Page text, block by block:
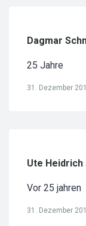
Dagmar
25 Jahre
31. Dezember
Ute Heidrich
Vor 25 jahren
31. Dezember